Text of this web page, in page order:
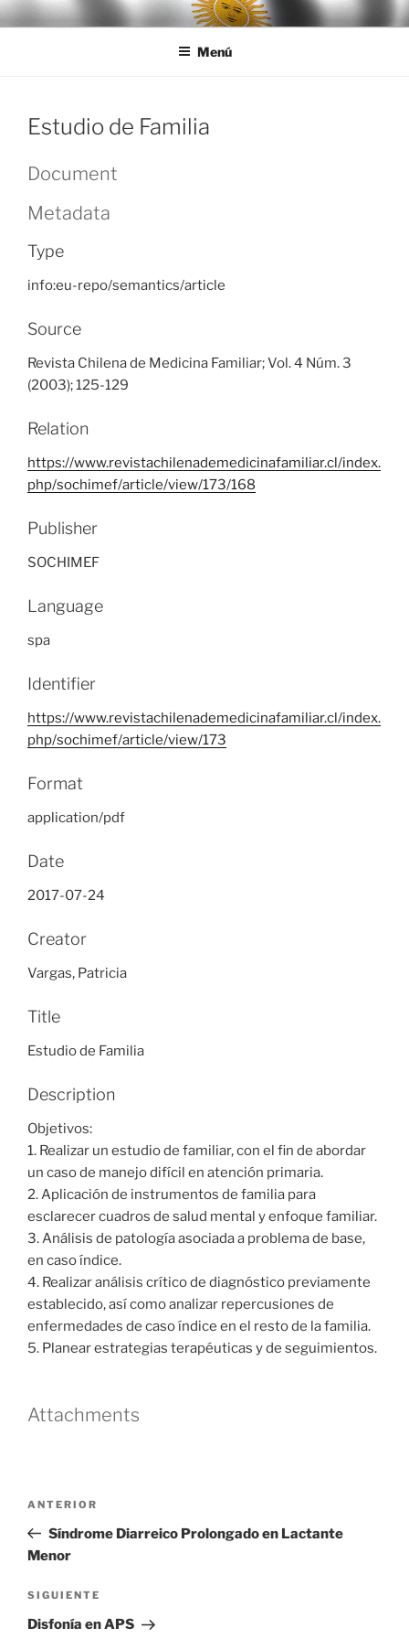
Ir
al
LEGISALUD
Menú
Estudio de Familia
Document
Metadata
Type
info:eu-repo/semantics/article
Source
Revista Chilena de Medicina Familiar; Vol. 4 Núm. 3
(2003); 125-129
Relation
https://www.revistachilenademedicinafamiliar.cl/index.
php/sochimef/article/view/173/168
Publisher
SOCHIMEF
Language
spa
Identifier
https://www.revistachilenademedicinafamiliar.cl/index.
php/sochimef/article/view/173
Format
application/pdf
Date
2017-07-24
Creator
Vargas, Patricia
Title
Estudio de Familia
Description
Objetivos:
1. Realizar un estudio de familiar, con el fin de abordar
un caso de manejo difícil en atención primaria.
2. Aplicación de instrumentos de familia para
esclarecer cuadros de salud mental y enfoque familiar.
3. Análisis de patología asociada a problema de base,
en caso índice.
4. Realizar análisis crítico de diagnóstico previamente
establecido, así como analizar repercusiones de
enfermedades de caso índice en el resto de la familia.
5. Planear estrategias terapéuticas y de seguimientos.
Attachments
entradas
Entrada
anterior
ANTERIOR
Síndrome Diarreico Prolongado en Lactante
Menor
Siguiente
entrada
SIGUIENTE
Disfonía en APS